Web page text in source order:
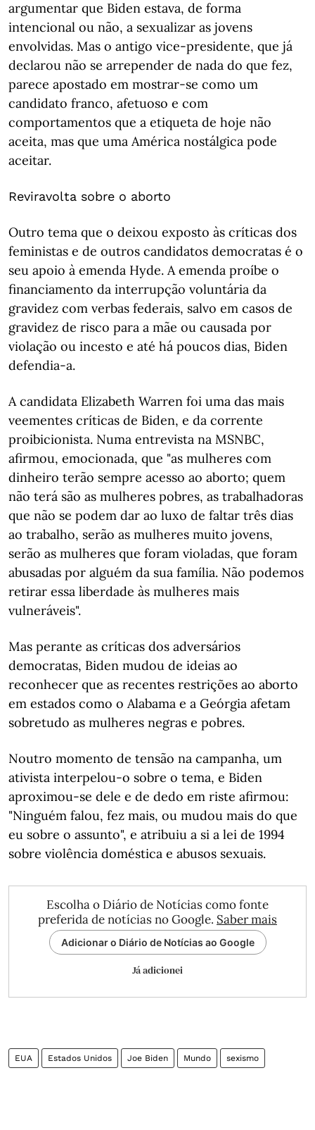
argumentar que Biden estava, de forma
intencional ou não, a sexualizar as jovens
envolvidas. Mas o antigo vice-presidente, que já
declarou não se arrepender de nada do que fez,
parece apostado em mostrar-se como um
candidato franco, afetuoso e com
comportamentos que a etiqueta de hoje não
aceita, mas que uma América nostálgica pode
aceitar.
Reviravolta sobre o aborto
Outro tema que o deixou exposto às críticas dos
feministas e de outros candidatos democratas é o
seu apoio à emenda Hyde. A emenda proíbe o
financiamento da interrupção voluntária da
gravidez com verbas federais, salvo em casos de
gravidez de risco para a mãe ou causada por
violação ou incesto e até há poucos dias, Biden
defendia-a.
A candidata Elizabeth Warren foi uma das mais
veementes críticas de Biden, e da corrente
proibicionista. Numa entrevista na MSNBC,
afirmou, emocionada, que "as mulheres com
dinheiro terão sempre acesso ao aborto; quem
não terá são as mulheres pobres, as trabalhadoras
que não se podem dar ao luxo de faltar três dias
ao trabalho, serão as mulheres muito jovens,
serão as mulheres que foram violadas, que foram
abusadas por alguém da sua família. Não podemos
retirar essa liberdade às mulheres mais
vulneráveis".
Mas perante as críticas dos adversários
democratas, Biden mudou de ideias ao
reconhecer que as recentes restrições ao aborto
em estados como o Alabama e a Geórgia afetam
sobretudo as mulheres negras e pobres.
Noutro momento de tensão na campanha, um
ativista interpelou-o sobre o tema, e Biden
aproximou-se dele e de dedo em riste afirmou:
"Ninguém falou, fez mais, ou mudou mais do que
eu sobre o assunto", e atribuiu a si a lei de 1994
sobre violência doméstica e abusos sexuais.
Escolha o Diário de Notícias como fonte
preferida de notícias no Google. Saber mais
Adicionar o Diário de Notícias ao Google
Já adicionei
EUA Estados Unidos Joe Biden Mundo sexismo